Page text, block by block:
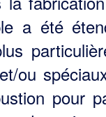
a été
ou
pour